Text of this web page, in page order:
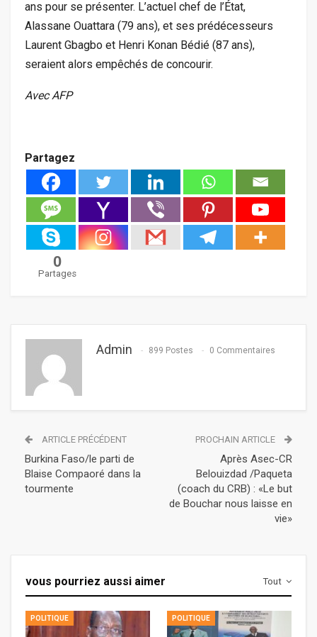
ans pour se présenter. L’actuel chef de l’État,
Alassane Ouattara (79 ans), et ses prédécesseurs
Laurent Gbagbo et Henri Konan Bédié (87 ans),
seraient alors empêchés de concourir.
Avec AFP
Partagez
0
Partages
Admin 899 Postes 0 Commentaires
ARTICLE PRÉCÉDENT
Burkina Faso/le parti de
Blaise Compaoré dans la
tourmente
PROCHAIN ARTICLE
Après Asec-CR
Belouizdad /Paqueta
(coach du CRB) : «Le but
de Bouchar nous laisse en
vie»
Tout
vous pourriez aussi aimer
POLITIQUE POLITIQUE